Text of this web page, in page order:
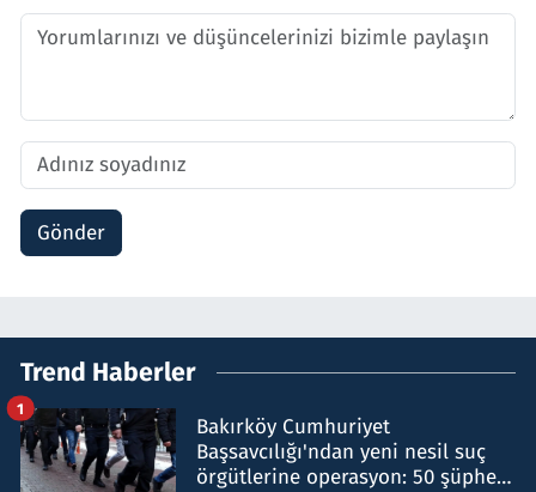
Gönder
Trend Haberler
Bakırköy Cumhuriyet
Başsavcılığı'ndan yeni nesil suç
örgütlerine operasyon: 50 şüpheli
1